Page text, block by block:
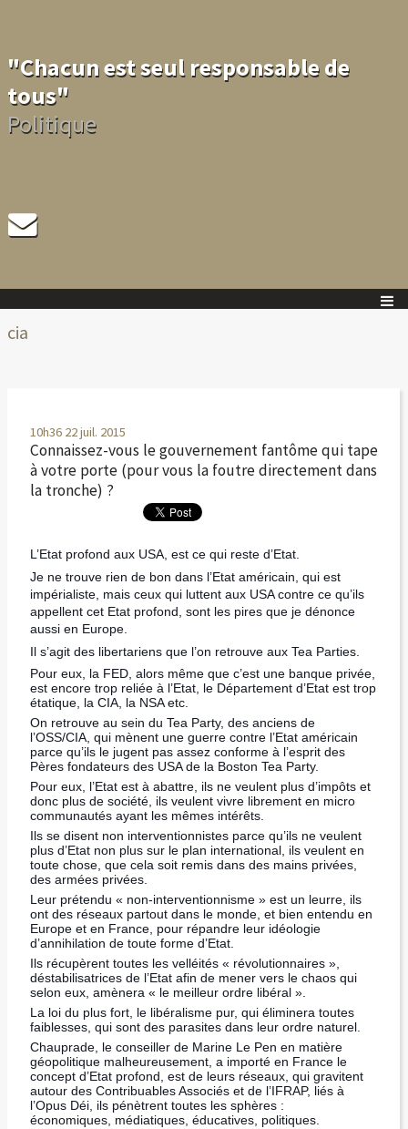
"Chacun est seul responsable de
tous"
Politique
cia
10h36 22juil. 2015
Connaissez-vous le gouvernement fantôme qui tape
à votre porte (pour vous la foutre directement dans
la tronche) ?
L’Etat profond aux USA, est ce qui reste d’Etat.
Je ne trouve rien de bon dans l’Etat américain, qui est
impérialiste, mais ceux qui luttent aux USA contre ce qu’ils
appellent cet Etat profond, sont les pires que je dénonce
aussi en Europe.
Il s’agit des libertariens que l’on retrouve aux Tea Parties.
Pour eux, la FED, alors même que c’est une banque privée,
est encore trop reliée à l’Etat, le Département d’Etat est trop
étatique, la CIA, la NSA etc.
On retrouve au sein du Tea Party, des anciens de
l’OSS/CIA, qui mènent une guerre contre l’Etat américain
parce qu’ils le jugent pas assez conforme à l’esprit des
Pères fondateurs des USA de la Boston Tea Party.
Pour eux, l’Etat est à abattre, ils ne veulent plus d’impôts et
donc plus de société, ils veulent vivre librement en micro
communautés ayant les mêmes intérêts.
Ils se disent non interventionnistes parce qu’ils ne veulent
plus d’Etat non plus sur le plan international, ils veulent en
toute chose, que cela soit remis dans des mains privées,
des armées privées.
Leur prétendu « non-interventionnisme » est un leurre, ils
ont des réseaux partout dans le monde, et bien entendu en
Europe et en France, pour répandre leur idéologie
d’annihilation de toute forme d’Etat.
Ils récupèrent toutes les velléités « révolutionnaires »,
déstabilisatrices de l’Etat afin de mener vers le chaos qui
selon eux, amènera « le meilleur ordre libéral ».
La loi du plus fort, le libéralisme pur, qui éliminera toutes
faiblesses, qui sont des parasites dans leur ordre naturel.
Chauprade, le conseiller de Marine Le Pen en matière
géopolitique malheureusement, a importé en France le
concept d’Etat profond, est de leurs réseaux, qui gravitent
autour des Contribuables Associés et de l’IFRAP, liés à
l’Opus Déi, ils pénètrent toutes les sphères :
économiques, médiatiques, éducatives, politiques.